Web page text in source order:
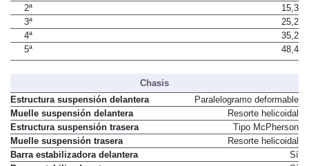
2ª
15,3
3ª
25,2
4ª
35,2
5ª
48,4
Chasis
Estructura suspensión delantera
Paralelogramo deformable
Muelle suspensión delantera
Resorte helicoidal
Estructura suspensión trasera
Tipo McPherson
Muelle suspensión trasera
Resorte helicoidal
Barra estabilizadora delantera
Sí